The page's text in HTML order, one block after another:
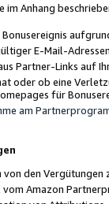
im Anhang
E-Mail-
Partner-Links auf
oder ob eine
für
am
den
Amazon